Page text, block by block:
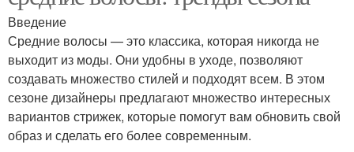
Введение
Средние волосы — это классика, которая никогда не
выходит из моды. Они удобны в уходе, позволяют
создавать множество стилей и подходят всем. В этом
сезоне дизайнеры предлагают множество интересных
вариантов стрижек, которые помогут вам обновить свой
образ и сделать его более современным.